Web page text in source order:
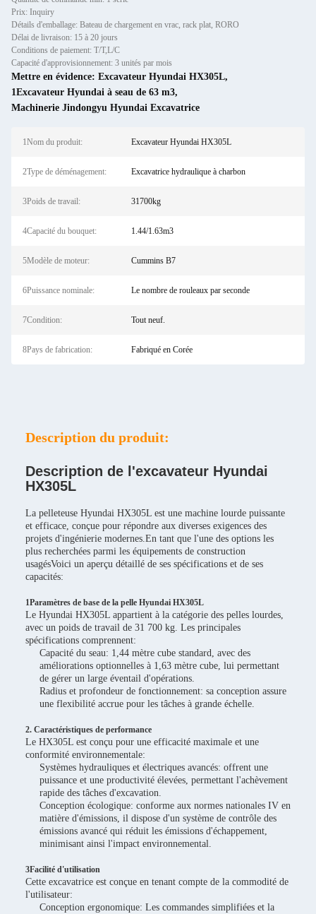
Prix: Inquiry
Détails d'emballage: Bateau de chargement en vrac, rack plat, RORO
Délai de livraison: 15 à 20 jours
Conditions de paiement: T/T,L/C
Capacité d'approvisionnement: 3 unités par mois
Mettre en évidence: Excavateur Hyundai HX305L,
1Excavateur Hyundai à seau de 63 m3,
Machinerie Jindongyu Hyundai Excavatrice
1Nom du produit: Excavateur Hyundai HX305L
2Type de déménagement: Excavatrice hydraulique à charbon
3Poids de travail: 31700kg
4Capacité du bouquet: 1.44/1.63m3
5Modèle de moteur: Cummins B7
6Puissance nominale: Le nombre de rouleaux par seconde
7Condition: Tout neuf.
8Pays de fabrication: Fabriqué en Corée
Description du produit:
Description de l'excavateur Hyundai
HX305L
La pelleteuse Hyundai HX305L est une machine lourde puissante
et efficace, conçue pour répondre aux diverses exigences des
projets d'ingénierie modernes.En tant que l'une des options les
plus recherchées parmi les équipements de construction
usagésVoici un aperçu détaillé de ses spécifications et de ses
capacités:
1Paramètres de base de la pelle Hyundai HX305L
Le Hyundai HX305L appartient à la catégorie des pelles lourdes,
avec un poids de travail de 31 700 kg. Les principales
spécifications comprennent:
Capacité du seau: 1,44 mètre cube standard, avec des
améliorations optionnelles à 1,63 mètre cube, lui permettant
de gérer un large éventail d'opérations.
Radius et profondeur de fonctionnement: sa conception assure
une flexibilité accrue pour les tâches à grande échelle.
2. Caractéristiques de performance
Le HX305L est conçu pour une efficacité maximale et une
conformité environnementale:
Systèmes hydrauliques et électriques avancés: offrent une
puissance et une productivité élevées, permettant l'achèvement
rapide des tâches d'excavation.
Conception écologique: conforme aux normes nationales IV en
matière d'émissions, il dispose d'un système de contrôle des
émissions avancé qui réduit les émissions d'échappement,
minimisant ainsi l'impact environnemental.
3Facilité d'utilisation
Cette excavatrice est conçue en tenant compte de la commodité de
l'utilisateur:
Conception ergonomique: Les commandes simplifiées et la